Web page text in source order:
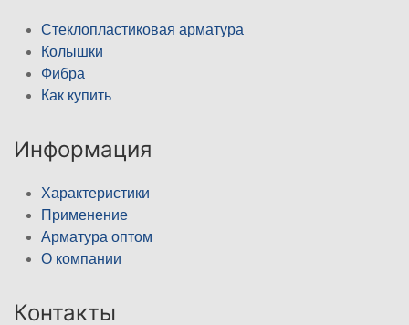
Стеклопластиковая арматура
Колышки
Фибра
Как купить
Информация
Характеристики
Применение
Арматура оптом
О компании
Контакты